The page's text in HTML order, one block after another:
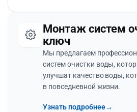
Монтаж систем
ключ
Мы предлагаем
систем очистки воды,
улучшат качество воды,
в повседневной жизни.
Узнать подробнее→